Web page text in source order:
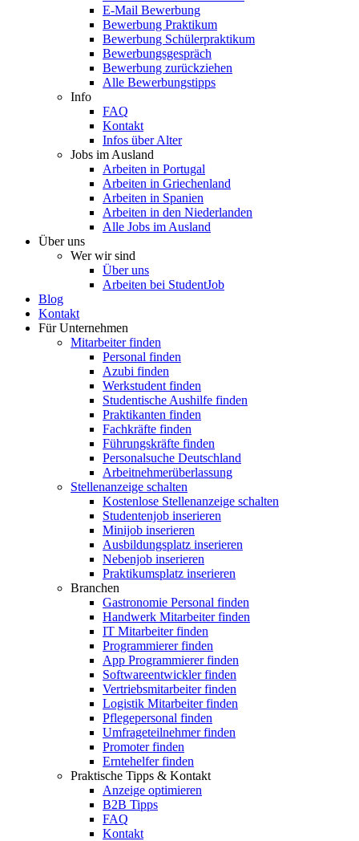
E-Mail Bewerbung
Bewerbung Praktikum
Bewerbung Schülerpraktikum
Bewerbungsgespräch
Bewerbung zurückziehen
Alle Bewerbungstipps
Info
FAQ
Kontakt
Infos über Alter
Jobs im Ausland
Arbeiten in Portugal
Arbeiten in Griechenland
Arbeiten in Spanien
Arbeiten in den Niederlanden
Alle Jobs im Ausland
Über uns
Wer wir sind
Über uns
Arbeiten bei StudentJob
Blog
Kontakt
Für Unternehmen
Mitarbeiter finden
Personal finden
Azubi finden
Werkstudent finden
Studentische Aushilfe finden
Praktikanten finden
Fachkräfte finden
Führungskräfte finden
Personalsuche Deutschland
Arbeitnehmerüberlassung
Stellenanzeige schalten
Kostenlose Stellenanzeige schalten
Studentenjob inserieren
Minijob inserieren
Ausbildungsplatz inserieren
Nebenjob inserieren
Praktikumsplatz inserieren
Branchen
Gastronomie Personal finden
Handwerk Mitarbeiter finden
IT Mitarbeiter finden
Programmierer finden
App Programmierer finden
Softwareentwickler finden
Vertriebsmitarbeiter finden
Logistik Mitarbeiter finden
Pflegepersonal finden
Umfrageteilnehmer finden
Promoter finden
Erntehelfer finden
Praktische Tipps & Kontakt
Anzeige optimieren
B2B Tipps
FAQ
Kontakt